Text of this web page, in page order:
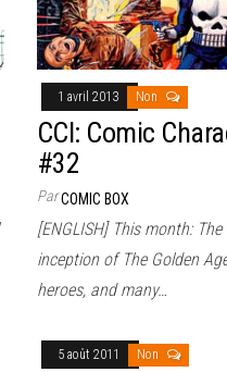
1 avril 2013 Non
CCI: Comic
#32
ParCOMIC BOX
[ENGLISH] This month:
inception of The Golden
heroes, and many…
5 août 2011 Non